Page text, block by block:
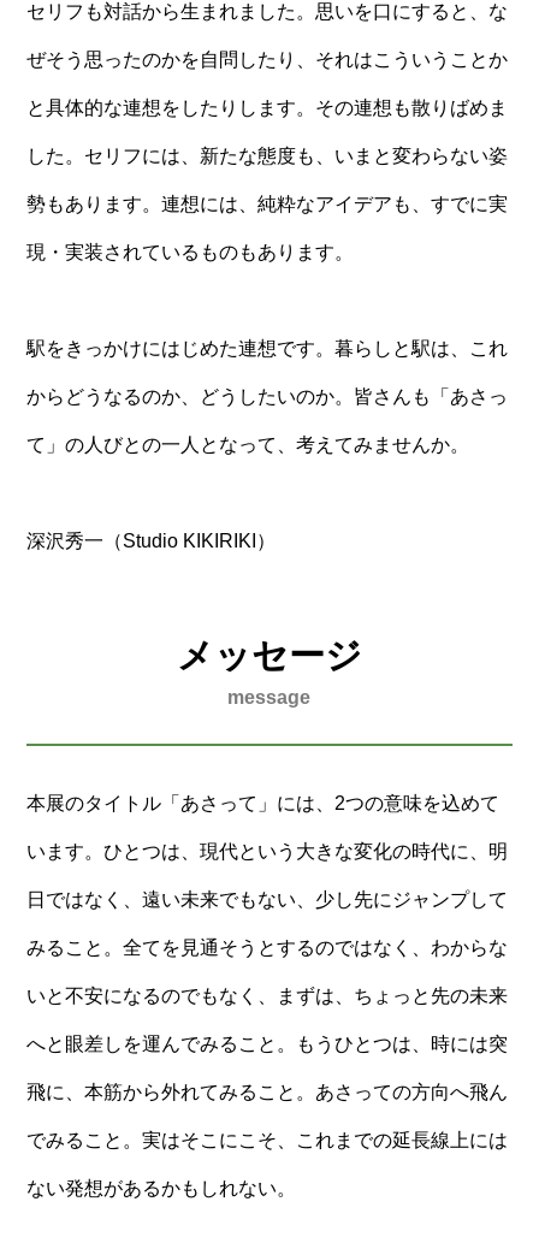
セリフも対話から生まれました。思いを口にすると、な
ぜそう思ったのかを自問したり、それはこういうことか
と具体的な連想をしたりします。その連想も散りばめま
した。セリフには、新たな態度も、いまと変わらない姿
勢もあります。連想には、純粋なアイデアも、すでに実
現・実装されているものもあります。
駅をきっかけにはじめた連想です。暮らしと駅は、これ
からどうなるのか、どうしたいのか。皆さんも「あさっ
て」の人びとの一人となって、考えてみませんか。
深沢秀一（Studio KIKIRIKI）
メッセージ
message
本展のタイトル「あさって」には、2つの意味を込めて
います。ひとつは、現代という大きな変化の時代に、明
日ではなく、遠い未来でもない、少し先にジャンプして
みること。全てを見通そうとするのではなく、わからな
いと不安になるのでもなく、まずは、ちょっと先の未来
へと眼差しを運んでみること。もうひとつは、時には突
飛に、本筋から外れてみること。あさっての方向へ飛ん
でみること。実はそこにこそ、これまでの延長線上には
ない発想があるかもしれない。